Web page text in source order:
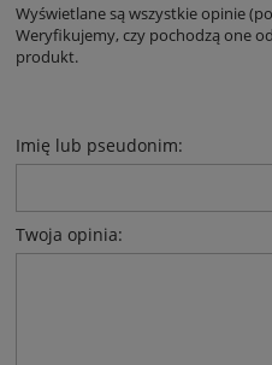
Wyświetlane są wszystkie opinie
Weryfikujemy, czy pochodzą one
produkt.
Imię lub pseudonim:
Twoja opinia: